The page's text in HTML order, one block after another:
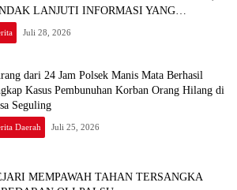
LANJUTI INFORMASI YANG
TERKAIT DUGAAN
PEGAWAI KEJARI SEKADAU
Juli 28, 2026
dari 24 Jam Polsek Manis Mata Berhasil
Kasus Pembunuhan Korban Orang Hilang di
Seguling
Daerah Juli 25, 2026
MEMPAWAH TAHAN TERSANGKA